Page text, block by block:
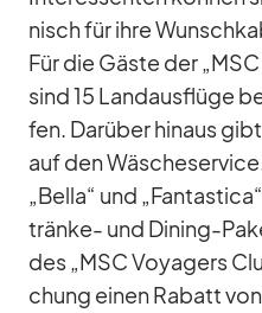
nisch für ihre
Für die Gäste der
sind 15 Land­aus­flüge
fen. Dar­über hin­aus
auf den
„Bella“ und
tränke- und Di­ning-
des „MSC Voy­a­gers
chung ei­nen Ra­batt